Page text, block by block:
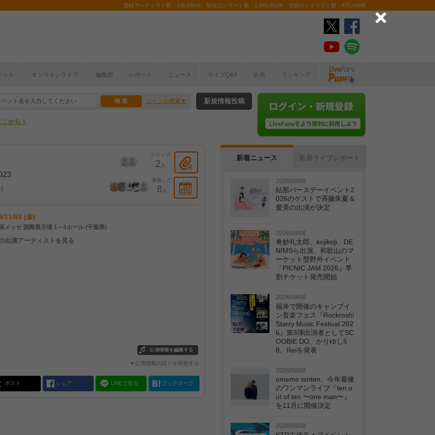
登録アーティスト数：126,686件 登録コンサート数：1,493,451件 登録セットリスト数：472,488件
ット オンラインライブ 編集部 レポート ニュース ライブQ&A 企画 ランキング
ジャンル検索
半期編発表！
から！
新規情報投稿
クリップ
2 人
参加した
8 人
11/03 (金)
メッセ 国際展示場 1～4ホール (千葉県)
出演アーティストを見る
公演情報を編集する
▼公演情報の誤りを報告する
ポスト シェア LINEで送る ブックマーク
新着ニュース 新着ライブレポート
2026/08/08
結那バースデーイベント2
026のゲストで斉藤朱夏＆
愛美の出演が決定
2026/08/08
奇妙礼太郎、kojikoji、DE
NIMSら出演、和歌山のマ
ーケット型野外イベント
『PICNIC JAM 2026』早
割チケット発売開始
2026/08/08
福井で開催のキャンプイ
ン音楽フェス『Rockroshi
Starry Music Festival 202
6』第3弾出演者としてSC
OOBIE DO、かりゆし5
8、Reiを発表
2026/08/08
omeme tenten、今年最後
のワンマンライブ『ten o
ut of ten 〜one man〜』
を11月に開催決定
2026/08/08